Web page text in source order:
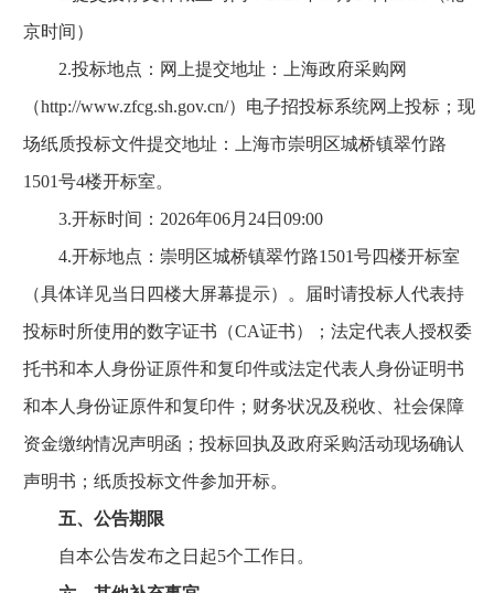
京时间）
2.投标地点：网上提交地址：上海政府采购网
（http://www.zfcg.sh.gov.cn/）电子招投标系统网上投标；现
场纸质投标文件提交地址：上海市崇明区城桥镇翠竹路
1501号4楼开标室。
3.开标时间：2026年06月24日09:00
4.开标地点：崇明区城桥镇翠竹路1501号四楼开标室
（具体详见当日四楼大屏幕提示）。届时请投标人代表持
投标时所使用的数字证书（CA证书）；法定代表人授权委
托书和本人身份证原件和复印件或法定代表人身份证明书
和本人身份证原件和复印件；财务状况及税收、社会保障
资金缴纳情况声明函；投标回执及政府采购活动现场确认
声明书；纸质投标文件参加开标。
五、公告期限
自本公告发布之日起5个工作日。